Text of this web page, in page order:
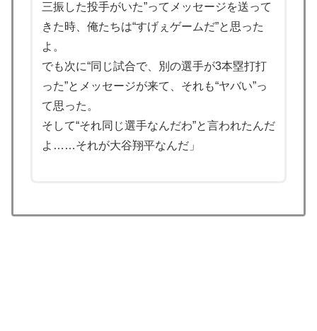
の課税で補おうとする」
（通算5回目・最多優勝国）」→「韓国は8強で落ちたの
に・・・もう越えられない壁になってしまったね」「韓
国は監督の問題が大きい」「日本はもうどんなに精神勝
利したところで超えられない壁である」
移民ベトナム女達の宅飲み、レベチｗｗｗｗｗｗｗｗｗ
ｗｗｗｗｗｗｗｗｗｗｗｗｗｗｗ
▶ 海外「日本人がアメリカに対してとても良いことを言っ
三振した投手がいた”ってメッセージを送って
きた時、俺たちは“すげぇゲームだ”と思った
よ。
でも次に“同じ試合で、別の選手が3本塁打打
った”とメッセージが来て、それも“ヤバい”っ
て思った。
そして“それ同じ選手なんだわ”と言われたんだ
よ……それが大谷翔平なんだ」